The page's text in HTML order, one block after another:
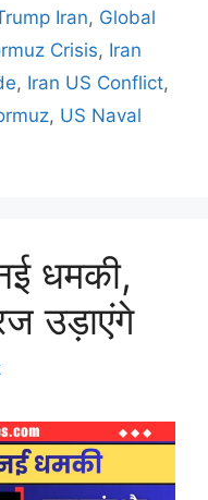
Iran, Global
Crisis, Iran
, Iran US Conflict,
, US Naval
धमकी,
उड़ाएंगे